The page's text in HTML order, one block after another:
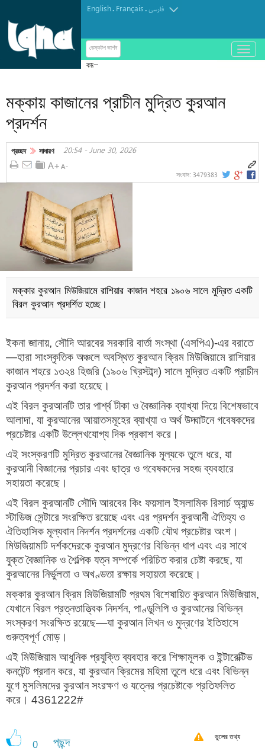
English. Français.فارسی
ডেস্কটপ ভার্শন
باز
و
কারবালায় আরবাঈন হোসাইনি আজাদারি
মক্কায় কাজানের প্রাচীন মুদ্রিত কুরআন
প্রদর্শন
প্রচ্ছদ সাধারণ 20:54 - June 30, 2026
সংবাদ: 3479383
মক্কার কুরআন মিউজিয়ামে রাশিয়ার কাজান শহরে ১৯০৬ সালে মুদ্রিত একটি
বিরল কুরআন প্রদর্শিত হচ্ছে।
ইকনা জানায়, সৌদি আরবের সরকারি বার্তা সংস্থা (এসপিএ)-এর বরাতে
—হারা সাংস্কৃতিক অঞ্চলে অবস্থিত কুরআন ক্রিম মিউজিয়ামে রাশিয়ার
কাজান শহরে ১৩২৪ হিজরি (১৯০৬ খ্রিস্টাব্দ) সালে মুদ্রিত একটি প্রাচীন
কুরআন প্রদর্শন করা হয়েছে।
এই বিরল কুরআনটি তার পার্শ্ব টীকা ও বৈজ্ঞানিক ব্যাখ্যা দিয়ে বিশেষভাবে
আলাদা, যা কুরআনের আয়াতসমূহের ব্যাখ্যা ও অর্থ উদ্ঘাটনে গবেষকদের
প্রচেষ্টার একটি উল্লেখযোগ্য দিক প্রকাশ করে।
এই সংস্করণটি মুদ্রিত কুরআনের বৈজ্ঞানিক মূল্যকে তুলে ধরে, যা
কুরআনী বিজ্ঞানের প্রচার এবং ছাত্র ও গবেষকদের সহজ ব্যবহারে
সহায়তা করেছে।
এই বিরল কুরআনটি সৌদি আরবের কিং ফয়সাল ইসলামিক রিসার্চ অ্যান্ড
স্টাডিজ সেন্টারে সংরক্ষিত রয়েছে এবং এর প্রদর্শন কুরআনী ঐতিহ্য ও
ঐতিহাসিক মূল্যবান নিদর্শন প্রদর্শনের একটি যৌথ প্রচেষ্টার অংশ।
মিউজিয়ামটি দর্শকদেরকে কুরআন মুদ্রণের বিভিন্ন ধাপ এবং এর সাথে
যুক্ত বৈজ্ঞানিক ও শৈল্পিক যত্ন সম্পর্কে পরিচিত করার চেষ্টা করছে, যা
কুরআনের নির্ভুলতা ও অখণ্ডতা রক্ষায় সহায়তা করেছে।
মক্কার কুরআন ক্রিম মিউজিয়ামটি প্রথম বিশেষায়িত কুরআন মিউজিয়াম,
যেখানে বিরল প্রত্নতাত্ত্বিক নিদর্শন, পাণ্ডুলিপি ও কুরআনের বিভিন্ন
সংস্করণ সংরক্ষিত রয়েছে—যা কুরআন লিখন ও মুদ্রণের ইতিহাসে
গুরুত্বপূর্ণ মোড়।
এই মিউজিয়াম আধুনিক প্রযুক্তি ব্যবহার করে শিক্ষামূলক ও ইন্টারেক্টিভ
কনটেন্ট প্রদান করে, যা কুরআন ক্রিমের মহিমা তুলে ধরে এবং বিভিন্ন
যুগে মুসলিমদের কুরআন সংরক্ষণ ও যত্নের প্রচেষ্টাকে প্রতিফলিত
করে। 4361222#
0 পছন্দ ভুলের তথ্য